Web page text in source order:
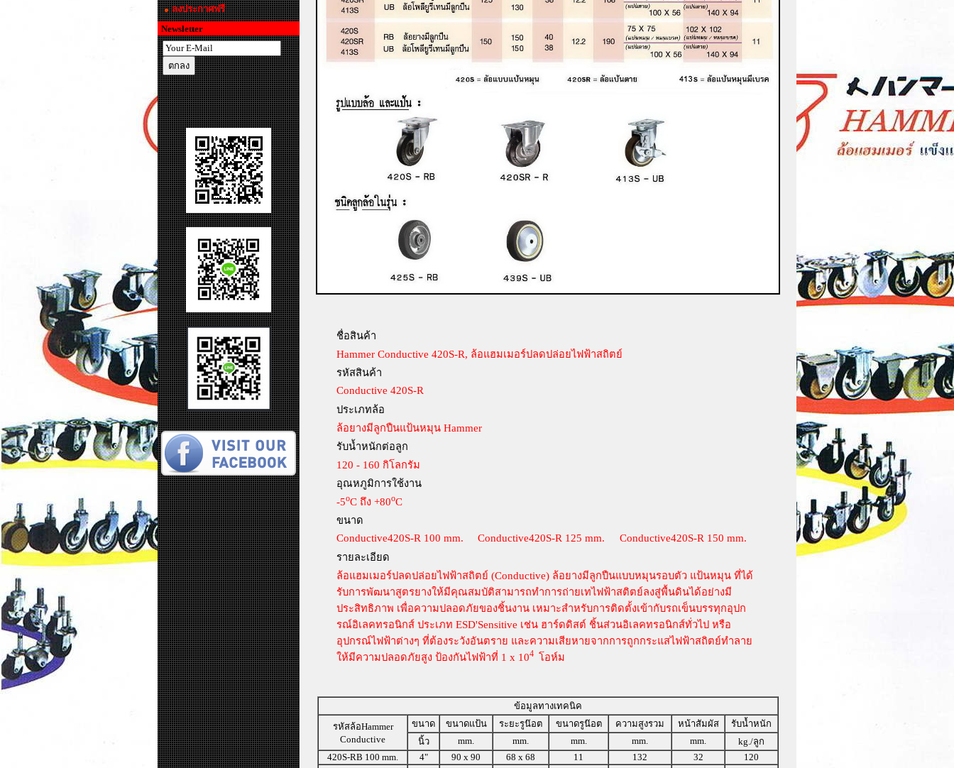
ลงประกาศฟรี
Newsletter
ชื่อสินค้า
Hammer Conductive 420S-R, ล้อแฮมเมอร์ปลดปล่อยไฟฟ้าสถิตย์
รหัสสินค้า
Conductive 420S-R
ประเภทล้อ
ล้อยางมีลูกปืนแป้นหมุน Hammer
รับน้ำหนักต่อลูก
120 - 160 กิโลกรัม
อุณหภูมิการใช้งาน
-5oC ถึง +80oC
ขนาด
Conductive420S-R 100 mm.
Conductive420S-R 125 mm.
Conductive420S-R 150 mm.
รายละเอียด
ล้อแฮมเมอร์ปลดปล่อยไฟฟ้าสถิตย์ (Conductive) ล้อยางมีลูกปืนแบบหมุนรอบตัว แป้นหมุน ที่ได้
รับการพัฒนาสูตรยางให้มีคุณสมบัติสามารถทำการถ่ายเทไฟฟ้าสติตย์ลงสู่พื้นดินได้อย่างมี
ประสิทธิภาพ เพื่อความปลอดภัยของชิ้นงาน เหมาะสำหรับการติดตั้งเข้ากับรถเข็นบรรทุกอุปก
รณ์อิเลคทรอนิกส์ ประเภท ESD'Sensitive เช่น ฮาร์ดดิสต์ ชิ้นส่วนอิเลคทรอนิกส์ทั่วไป หรือ
อุปกรณ์ไฟฟ้าต่างๆ ที่ต้องระวังอันตราย และความเสียหายจากการถูกกระแสไฟฟ้าสถิตย์ทำลาย
ให้มีความปลอดภัยสูง ป้องกันไฟฟ้าที่ 1 x 104 โอห์ม
ข้อมูลทางเทคนิค
รหัสล้อHammer
Conductive
ขนาด ขนาดแป้น ระยะรูน๊อต ขนาดรูน๊อต ความสูงรวม หน้าสัมผัส
รับน้ำหนัก
นิ้ว
mm. mm. mm. mm. mm.
kg./ลูก
420S-RB 100 mm.
4" 90 x 90 68 x 68 11 132 32
120